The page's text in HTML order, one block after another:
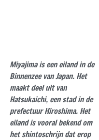
Miyajima is een eiland in de
Binnenzee van Japan. Het
maakt deel uit van
Hatsukaichi, een stad in de
prefectuur Hiroshima. Het
eiland is vooral bekend om
het shintoschrijn dat erop